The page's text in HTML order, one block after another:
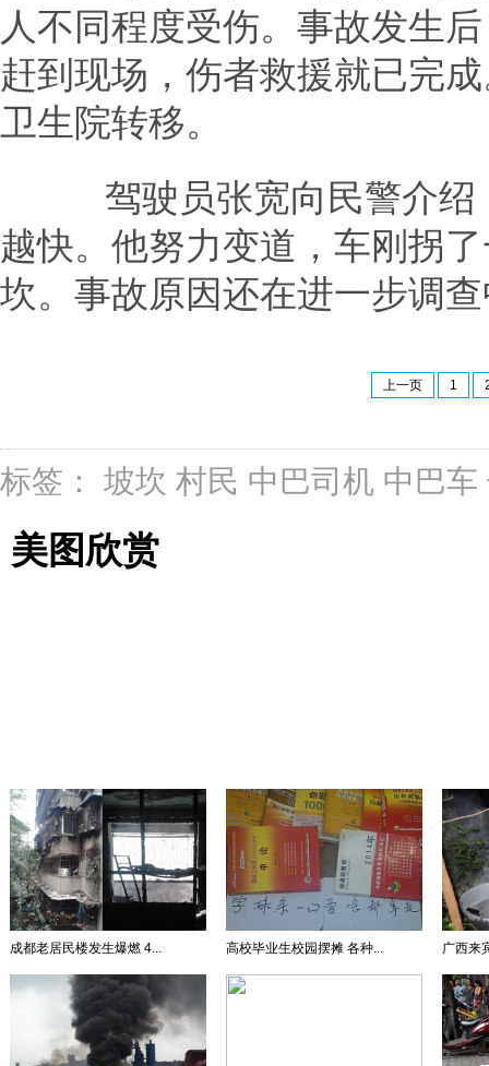
人不同程度受伤。事故发生
赶到现场，伤者救援就已完
卫生院转移。
驾驶员张宽向民警介绍
越快。他努力变道，车刚拐
坎。事故原因还在进一步调
上一页 1
标签： 坡坎 村民 中巴司机 中巴车
美图欣赏
成都老居民楼发生爆燃 4... 高校毕业生校园摆摊 各种... 广西来